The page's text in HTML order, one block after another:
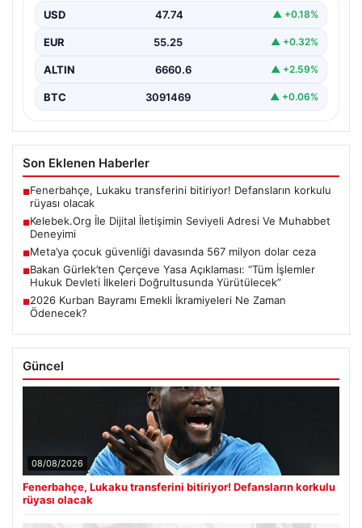
kurması büyük bir hassasiyet ifade etmektedir.
Günümüzde…
USD 47.74 ▲ +0.18%
EUR 55.25 ▲ +0.32%
ALTIN 6660.6 ▲ +2.59%
BTC 3091469 ▲ +0.06%
Son Eklenen Haberler
■Fenerbahçe, Lukaku transferini bitiriyor! Defansların korkulu
rüyası olacak
■Kelebek.Org İle Dijital İletişimin Seviyeli Adresi Ve Muhabbet
Deneyimi
■Meta’ya çocuk güvenliği davasında 567 milyon dolar ceza
■Bakan Gürlek’ten Çerçeve Yasa Açıklaması: “Tüm İşlemler
Hukuk Devleti İlkeleri Doğrultusunda Yürütülecek”
■2026 Kurban Bayramı Emekli İkramiyeleri Ne Zaman
Ödenecek?
Güncel
08/08/2026
Fenerbahçe, Lukaku transferini bitiriyor! Defansların korkulu
rüyası olacak